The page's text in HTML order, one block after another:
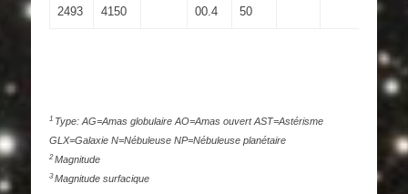
2493
4150
00.4
50
1 Type: AG=Amas globulaire AO=Amas ouvert AST=Astérisme
GLX=Galaxie N=Nébuleuse NP=Nébuleuse planétaire
2Magnitude
3Magnitude surfacique